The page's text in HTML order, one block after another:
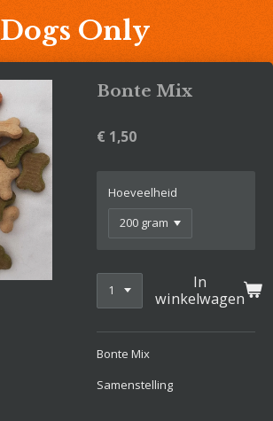
Dogs Only
Bonte Mix
€ 1,50
Hoeveelheid
In
winkelwagen
Bonte Mix
Samenstelling